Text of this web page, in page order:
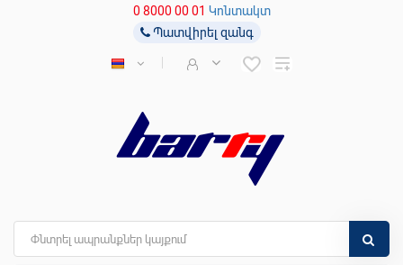
0 8000 00 01 Կոնտակտ
Պատվիրել զանգ